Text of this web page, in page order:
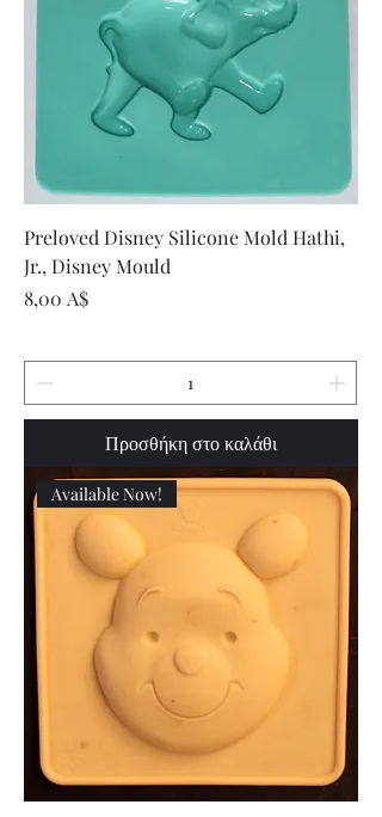
Preloved Disney Silicone Mold Hathi,
Jr., Disney Mould
Τιμή
8,00 A$
Προσθήκη στο καλάθι
Available Now!